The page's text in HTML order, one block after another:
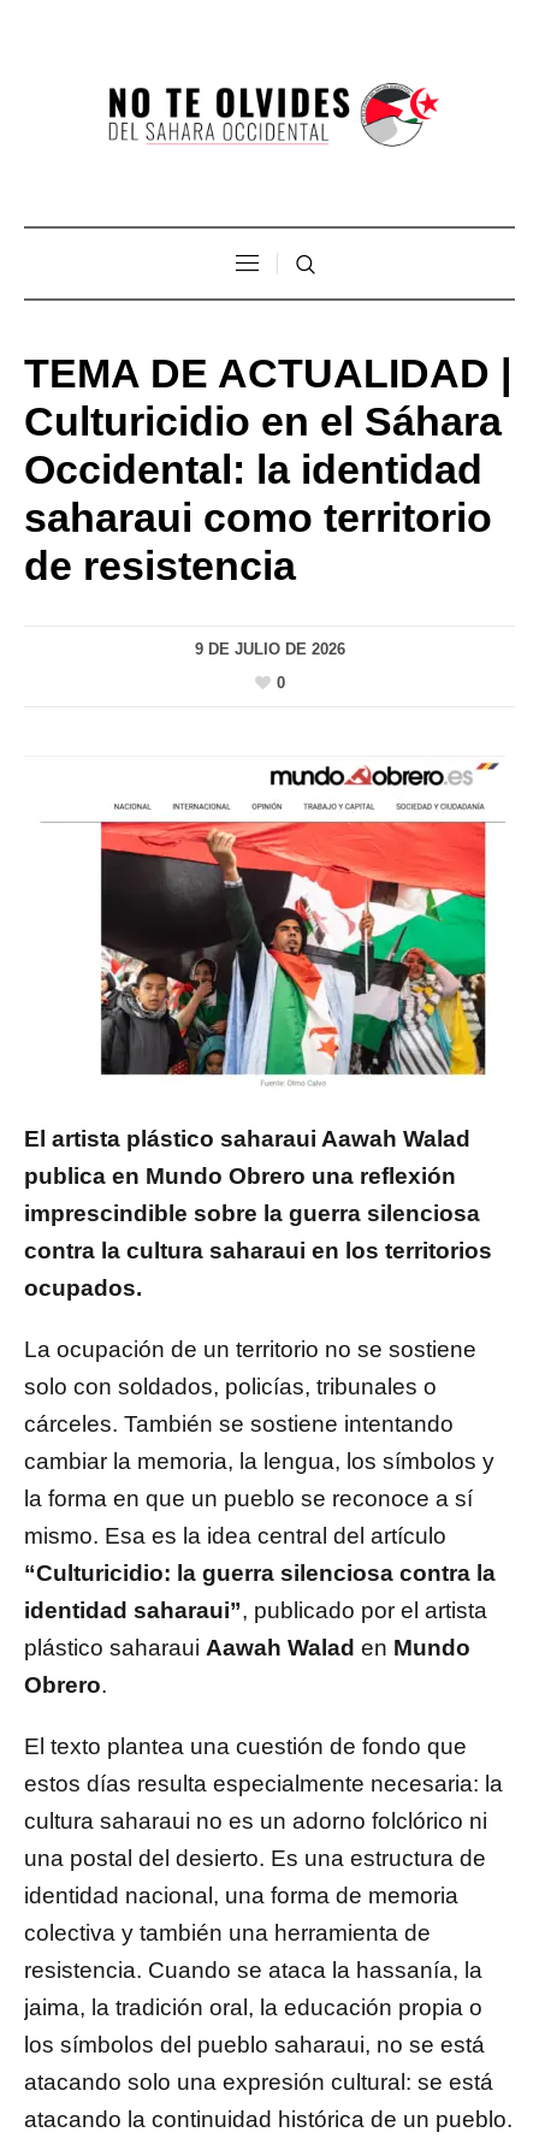
TEMA DE ACTUALIDAD |
Culturicidio en el Sáhara
Occidental: la identidad
saharaui como territorio
de resistencia
9 DE JULIO DE 2026
0
El artista plástico saharaui Aawah Walad
publica en Mundo Obrero una reflexión
imprescindible sobre la guerra silenciosa
contra la cultura saharaui en los territorios
ocupados.
La ocupación de un territorio no se sostiene
solo con soldados, policías, tribunales o
cárceles. También se sostiene intentando
cambiar la memoria, la lengua, los símbolos y
la forma en que un pueblo se reconoce a sí
mismo. Esa es la idea central del artículo
“Culturicidio: la guerra silenciosa contra la
identidad saharaui”, publicado por el artista
plástico saharaui Aawah Walad en Mundo
Obrero.
El texto plantea una cuestión de fondo que
estos días resulta especialmente necesaria: la
cultura saharaui no es un adorno folclórico ni
una postal del desierto. Es una estructura de
identidad nacional, una forma de memoria
colectiva y también una herramienta de
resistencia. Cuando se ataca la hassanía, la
jaima, la tradición oral, la educación propia o
los símbolos del pueblo saharaui, no se está
atacando solo una expresión cultural: se está
atacando la continuidad histórica de un pueblo.